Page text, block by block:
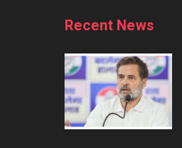
Recent News